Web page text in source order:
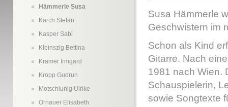
Hämmerle Susa
Karch Stefan
Kasper Sabi
Kleinszig Bettina
Kramer Irmgard
Kropp Gudrun
Motschiunig Ulrike
Ornauer Elisabeth
Susa Hämmerle
Geschwistern im
Schon als Kind
Gitarre. Nach
1981 nach Wien.
Schauspielerin,
sowie Songtexte